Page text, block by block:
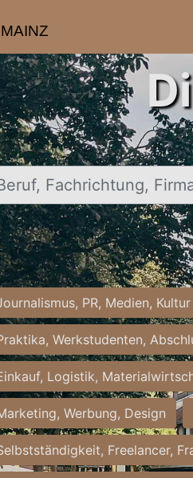
MAINZ
Fachrichtung, Firma
PR, Medien, Kultur
Werkstudenten,
Logistik,
Werbung, Design
Freelancer,